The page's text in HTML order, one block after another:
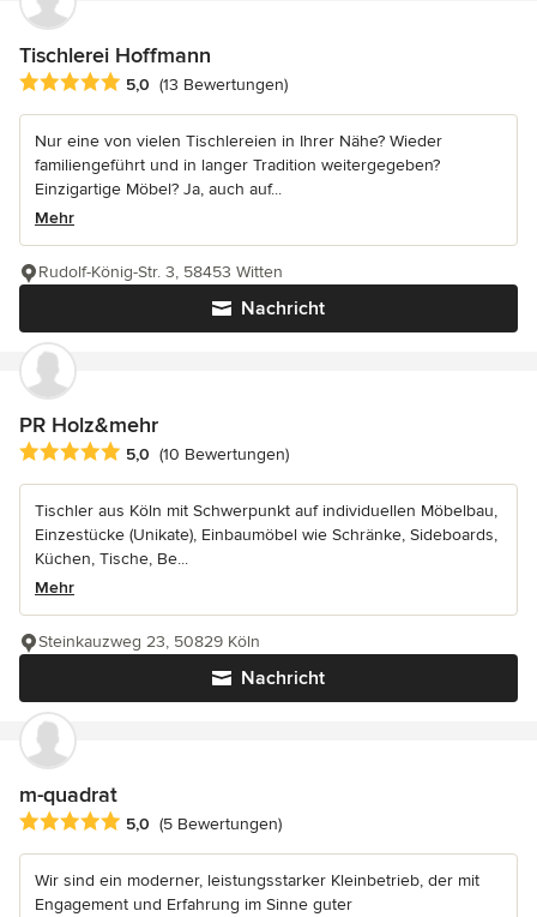
Tischlerei Hoffmann
Durchschnittliche Bewertung: 5 von 5 Sternen
5,0 (13 Bewertungen)
Nur eine von vielen Tischlereien in Ihrer Nähe? Wieder
familiengeführt und in langer Tradition weitergegeben?
Einzigartige Möbel? Ja, auch auf...
Mehr
Nachricht
Rudolf-König-Str. 3, 58453 Witten
PR Holz&mehr
Durchschnittliche Bewertung: 5 von 5 Sternen
5,0 (10 Bewertungen)
Tischler aus Köln mit Schwerpunkt auf individuellen Möbelbau,
Einzestücke (Unikate), Einbaumöbel wie Schränke, Sideboards,
Küchen, Tische, Be...
Mehr
Nachricht
Steinkauzweg 23, 50829 Köln
m-quadrat
Durchschnittliche Bewertung: 5 von 5 Sternen
5,0 (5 Bewertungen)
Wir sind ein moderner, leistungsstarker Kleinbetrieb, der mit
Engagement und Erfahrung im Sinne guter